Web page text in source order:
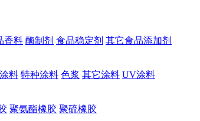
香料 酶制剂 食品稳定剂 其它食品添加剂
料 特种涂料 色浆 其它涂料 UV涂料
聚氨酯橡胶 聚硫橡胶